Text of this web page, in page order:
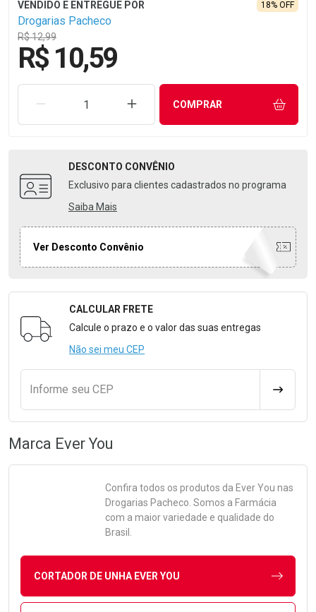
Drogarias Pacheco
R$ 12,99
18% OFF
R$ 10,59
REMOVER UMA UNIDADEAUMENTAR UMA UNIDADE
COMPRAR
DESCONTO CONVÊNIO
Exclusivo para clientes cadastrados no programa
Saiba Mais
Ver Desconto Convênio
Formulário para Calcular o Frete
CALCULAR FRETE
Calcule o prazo e o valor das suas entregas
Não sei meu CEP
Informe seu CEP
Marca Ever You
Confira todos os produtos da Ever You nas
Drogarias Pacheco. Somos a Farmácia
com a maior variedade e qualidade do
Brasil.
CORTADOR DE UNHA EVER YOU